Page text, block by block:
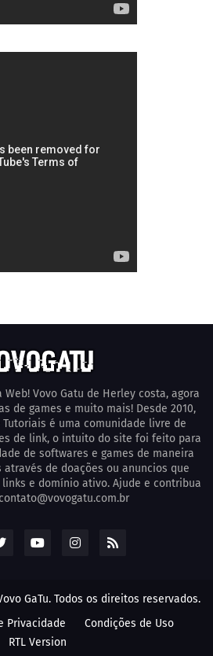
Web! Vovo Gatu de Herley costa, agora
de games e muito mais! Desde 2010,
Tutoriais é uma comunidade livre de
de link, o intuito do site foi feito para
de softwares e games de maneira
através de doações ou anuncios que
e domínio ativo. Ajude e contribua
GaTu. Todos os direitos reservados.
Privacidade
Condições de Uso
RTL Version